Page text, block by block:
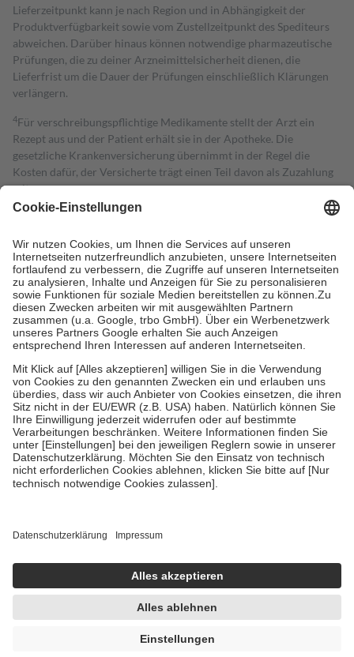
Lieferzeitpunkt kann je nach Region und in Abhängigkeit der
Produktverfügbarkeit sowie vom Zustellzeitpunkt des Spediteurs
abweichen. Darüber hinaus können notwendige pharmazeutische
Prüfungen, die zu deiner Arzneimittelsicherheit dienen, die
Lieferfrist um die Dauer der Prüfungen einschließlich Klärungen
verlängern.
4Für verschreibungspflichtige Medikamente stellt der Arzt ein
Rezept aus und der Patient erhält sie in der Apotheke. Die
gesetzliche Krankenversicherung übernimmt in der Regel die
Kosten dafür, der Versicherte trägt einen Teil davon als Zuzahlung
mit.
Grundsätzlich leisten Mitglieder Zuzahlungen in Höhe von zehn
höchstens zehn Euro.
Es sind jedoch nie mehr als die tatsächlichen
Kosten der Leistung zu entrichten.
Diese Regeln gelten grundsätzlich auch für Online-Apotheken.
Bei Heilmitteln und häuslicher Krankenpflege beträgt die
Zuzahlung zehn Prozent der Kosten sowie zehn Euro je
Verordnung.
Um das Engagement der Versicherten für ihre eigene Gesundheit zu
stärken und die besondere Stellung der Familie zu unterstützen,
fallenkeine Zuzahlungenan bei:
• Kindern und Jugendlichen bis zum vollendeten 18. Lebensjahr
mit Ausnahme der Fahrkosten
• Untersuchungen zur Vorsorge und Früherkennung, die von der
GKV getragen werden
• empfohlenen Schutzimpfungen
• Harn- und Blutteststreifen
getroffen, um sicherzustellen, dass es sich um echte Bewertungen
https://help.etrusted.com/hc/de/articles/4419944605341
Einige Bilder und Inhalte wurden unter Zuhilfenahme künstlicher